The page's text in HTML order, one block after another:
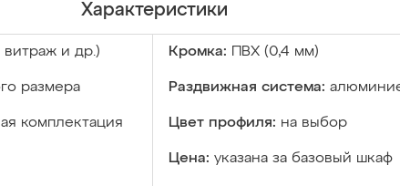
Характеристики
и др.) Кромка: ПВХ (0,4 мм)
размера Раздвижная система:
комплектация Цвет профиля: на выбор
Цена: указана за базовый шкаф